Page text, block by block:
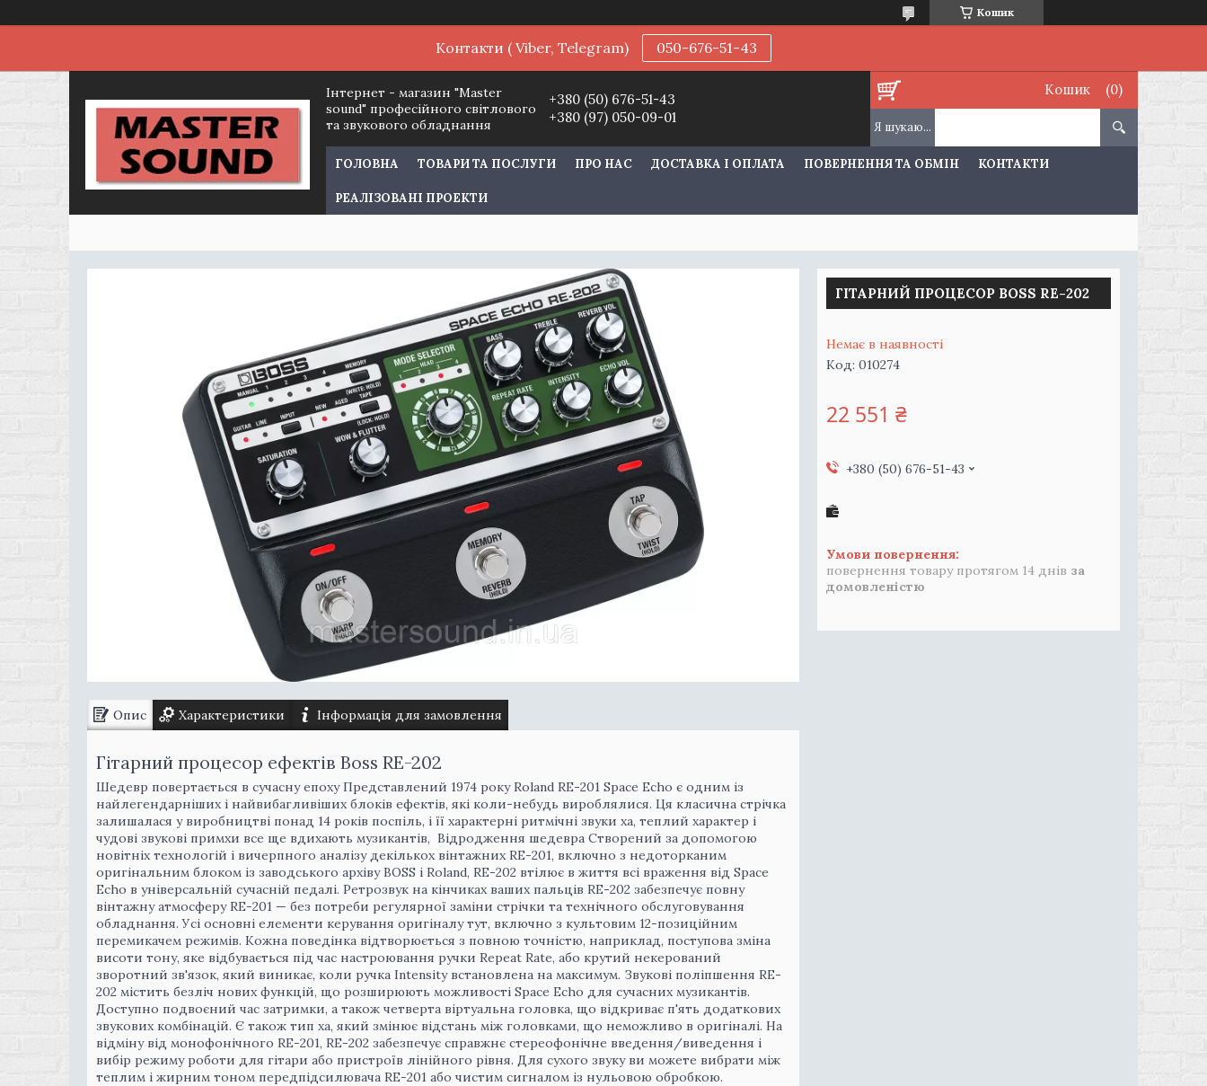
Кошик
Контакти ( Viber, Telegram) 050-676-51-43
Інтернет - магазин "Master
sound" професійного світлового
та звукового обладнання
+380 (50) 676-51-43
+380 (97) 050-09-01
Кошик
ГОЛОВНА ТОВАРИ ТА ПОСЛУГИ ПРО НАС ДОСТАВКА І ОПЛАТА ПОВЕРНЕННЯ ТА ОБМІН КОНТАКТИ
РЕАЛІЗОВАНІ ПРОЕКТИ
Опис Характеристики Інформація для замовлення
Гітарний процесор ефектів Boss RE-202
Шедевр повертається в сучасну епоху Представлений 1974 року Roland RE-201 Space Echo є одним із
найлегендарніших і найвибагливіших блоків ефектів, які коли-небудь вироблялися. Ця класична стрічка
залишалася у виробництві понад 14 років поспіль, і її характерні ритмічні звуки ха, теплий характер і
чудові звукові примхи все ще вдихають музикантів, Відродження шедевра Створений за допомогою
новітніх технологій і вичерпного аналізу декількох вінтажних RE-201, включно з недоторканим
оригінальним блоком із заводського архіву BOSS і Roland, RE-202 втілює в життя всі враження від Space
Echo в універсальній сучасній педалі. Ретрозвук на кінчиках ваших пальців RE-202 забезпечує повну
вінтажну атмосферу RE-201 — без потреби регулярної заміни стрічки та технічного обслуговування
обладнання. Усі основні елементи керування оригіналу тут, включно з культовим 12-позиційним
перемикачем режимів. Кожна поведінка відтворюється з повною точністю, наприклад, поступова зміна
висоти тону, яке відбувається під час настроювання ручки Repeat Rate, або крутий некерований
зворотний зв'язок, який виникає, коли ручка Intensity встановлена на максимум. Звукові поліпшення RE-
202 містить безліч нових функцій, що розширюють можливості Space Echo для сучасних музикантів.
Доступно подвоєний час затримки, а також четверта віртуальна головка, що відкриває п'ять додаткових
звукових комбінацій. Є також тип ха, який змінює відстань між головками, що неможливо в оригіналі. На
відміну від монофонічного RE-201, RE-202 забезпечує справжнє стереофонічне введення/виведення і
вибір режиму роботи для гітари або пристроїв лінійного рівня. Для сухого звуку ви можете вибрати між
теплим і жирним тоном передпідсилювача RE-201 або чистим сигналом із нульовою обробкою.
ГІТАРНИЙ ПРОЦЕСОР BOSS RE-202
Немає в наявності
Код: 010274
22 551 ₴
+380 (50) 676-51-43
повернення товару протягом 14 днів за
домовленістю